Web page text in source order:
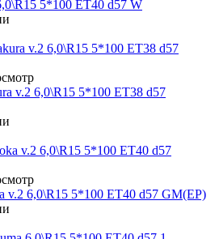
5*100 ET40 d57 W
v.2 6,0\R15 5*100 ET38 d57
v.2 6,0\R15 5*100 ET40 d57 GM(EP)